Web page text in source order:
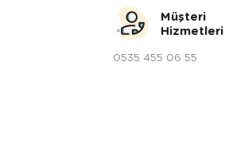
Müşteri
Hizmetleri
0535 455 06 55